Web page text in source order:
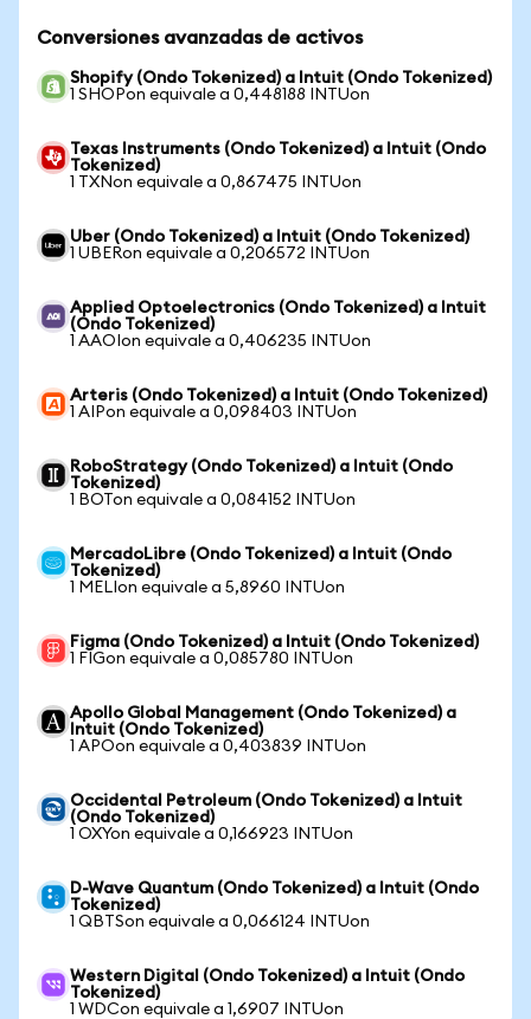
Conversiones avanzadas de activos
Shopify (Ondo Tokenized) a Intuit (Ondo Tokenized)
1 SHOPon equivale a 0,448188 INTUon
Texas Instruments (Ondo Tokenized) a Intuit (Ondo
Tokenized)
1 TXNon equivale a 0,867475 INTUon
Uber (Ondo Tokenized) a Intuit (Ondo Tokenized)
1 UBERon equivale a 0,206572 INTUon
Applied Optoelectronics (Ondo Tokenized) a Intuit
(Ondo Tokenized)
1 AAOIon equivale a 0,406235 INTUon
Arteris (Ondo Tokenized) a Intuit (Ondo Tokenized)
1 AIPon equivale a 0,098403 INTUon
RoboStrategy (Ondo Tokenized) a Intuit (Ondo
Tokenized)
1 BOTon equivale a 0,084152 INTUon
MercadoLibre (Ondo Tokenized) a Intuit (Ondo
Tokenized)
1 MELIon equivale a 5,8960 INTUon
Figma (Ondo Tokenized) a Intuit (Ondo Tokenized)
1 FIGon equivale a 0,085780 INTUon
Apollo Global Management (Ondo Tokenized) a
Intuit (Ondo Tokenized)
1 APOon equivale a 0,403839 INTUon
Occidental Petroleum (Ondo Tokenized) a Intuit
(Ondo Tokenized)
1 OXYon equivale a 0,166923 INTUon
D-Wave Quantum (Ondo Tokenized) a Intuit (Ondo
Tokenized)
1 QBTSon equivale a 0,066124 INTUon
Western Digital (Ondo Tokenized) a Intuit (Ondo
Tokenized)
1 WDCon equivale a 1,6907 INTUon